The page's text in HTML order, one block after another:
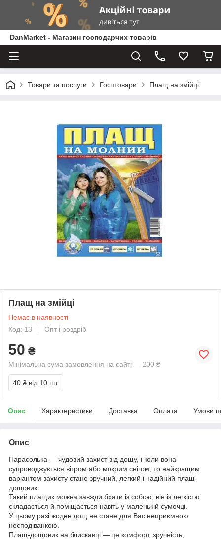
DanMarket - Магазин господарчих товарів
Товари та послуги Госптовари Плащ на змійці
Плащ на змійці
Немає в наявності
Код: 13
Опт і роздріб
50 ₴
Мінімальна сума замовлення на сайті — 200 ₴
40 ₴ від 10 шт.
Опис Характеристики Доставка Оплата Умови
Опис
Парасолька — чудовий захист від дощу, і коли вона
супроводжується вітром або мокрим снігом, то найкращим
варіантом захисту стане зручний, легкий і надійний плащ-
дощовик.
Такий плащик можна завжди брати із собою, він із легкістю
складається й поміщається навіть у маленькій сумочці.
У цьому разі жоден дощ не стане для Вас неприємною
несподіванкою.
Плащ-дощовик на блискавці — це комфорт, зручність,